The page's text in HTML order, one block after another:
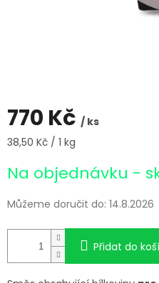
770 Kč / ks
Měrná
38,50 Kč / 1 kg
Na objednávku -
Můžeme doručit do: 14.8.2026
Přidat do